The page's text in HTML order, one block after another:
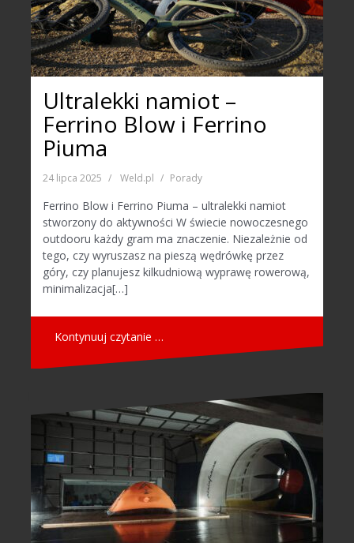
Ultralekki namiot –
Ferrino Blow i Ferrino
Piuma
24 lipca 2025 Weld.pl Porady
Ferrino Blow i Ferrino Piuma – ultralekki namiot
stworzony do aktywności W świecie nowoczesnego
outdooru każdy gram ma znaczenie. Niezależnie od
tego, czy wyruszasz na pieszą wędrówkę przez
góry, czy planujesz kilkudniową wyprawę rowerową,
minimalizacja[…]
Kontynuuj czytanie …